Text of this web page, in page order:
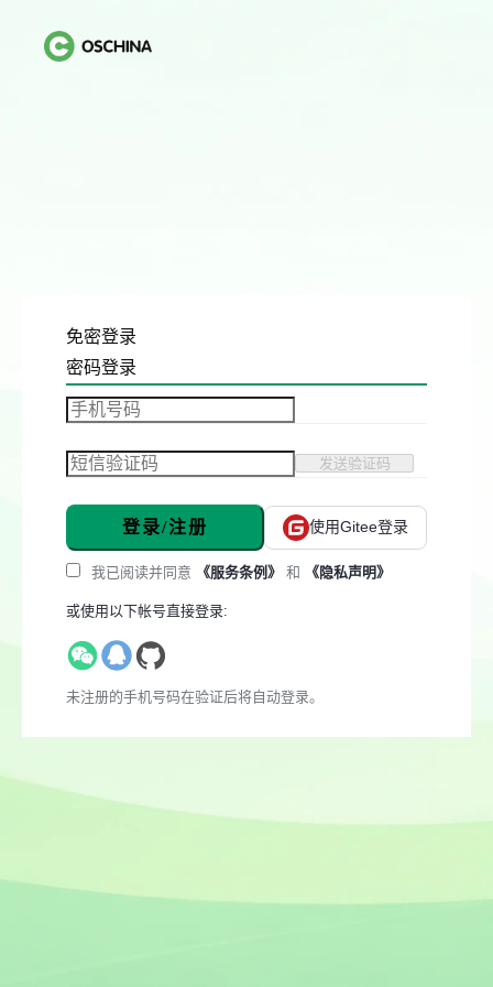
免密登录
密码登录
发送验证码
登录/注册 使用Gitee登录
我已阅读并同意 《服务条例》 和 《隐私声明》
或使用以下帐号直接登录:
未注册的手机号码在验证后将自动登录。